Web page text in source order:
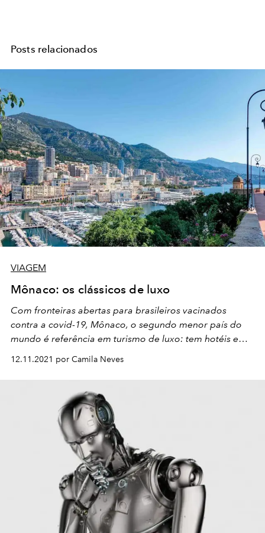
Posts relacionados
VIAGEM
Mônaco: os clássicos de luxo
Com fronteiras abertas para brasileiros vacinados
contra a covid-19, Mônaco, o segundo menor país do
mundo é referência em turismo de luxo: tem hotéis e
restaurantes estrelados, eventos esportivos de ponta,
cassinos e realeza com inclinação ecológica
12.11.2021 por Camila Neves